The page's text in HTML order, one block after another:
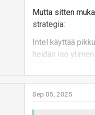
Mutta sitten
strategia:
Intel käyttää
heidän iso
AMDllä taas
samasta
suunnittelu, joka
Sep 05, 2025